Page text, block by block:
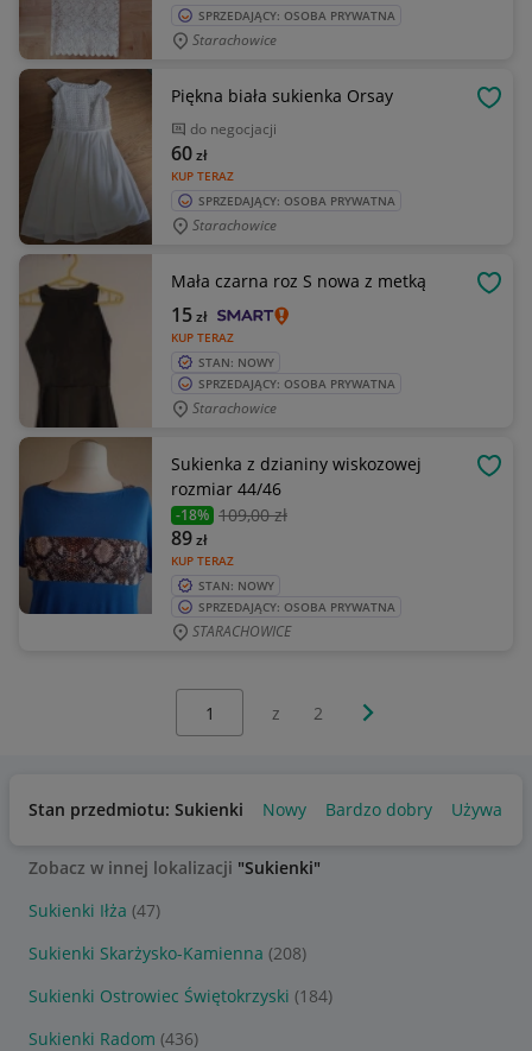
SPRZEDAJĄCY: OSOBA PRYWATNA
Starachowice
Piękna biała sukienka Orsay
do negocjacji
KUP TERAZ
60zł
SPRZEDAJĄCY: OSOBA PRYWATNA
Starachowice
Mała czarna roz S nowa z metką
KUP TERAZ
15zł
STAN: NOWY
SPRZEDAJĄCY: OSOBA PRYWATNA
Starachowice
Sukienka z dzianiny wiskozowej
rozmiar 44/46
-18% 109,00 zł
KUP TERAZ
89zł
STAN: NOWY
SPRZEDAJĄCY: OSOBA PRYWATNA
STARACHOWICE
z 2 Następna strona
Stan przedmiotu: Sukienki Nowy Bardzo dobry Używany
Zobacz w innej lokalizacji "Sukienki"
Sukienki Iłża (47)
Sukienki Skarżysko-Kamienna (208)
Sukienki Ostrowiec Świętokrzyski (184)
Sukienki Radom (436)